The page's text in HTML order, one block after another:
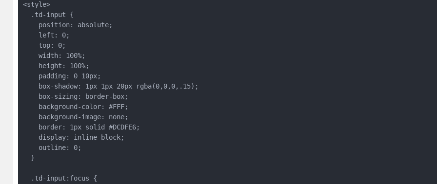
<style>
  .td-input {
    position: absolute;
    left: 0;
    top: 0;
    width: 100%;
    height: 100%;
    padding: 0 10px;
    box-shadow: 1px 1px 20px rgba(0,0,0,.15);
    box-sizing: border-box;
    background-color: #FFF;
    background-image: none;
    border: 1px solid #DCDFE6;
    display: inline-block;
    outline: 0;
  }
  .td-input:focus {